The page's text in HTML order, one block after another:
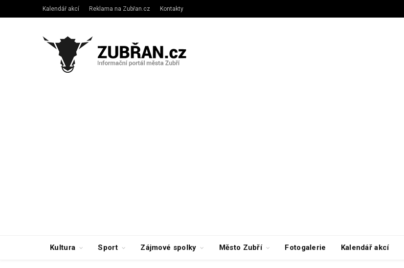
Kalendář akcí Reklama na Zubřan.cz Kontakty
Kultura Sport Zájmové spolky Město Zubří Fotogalerie Kalendář akcí